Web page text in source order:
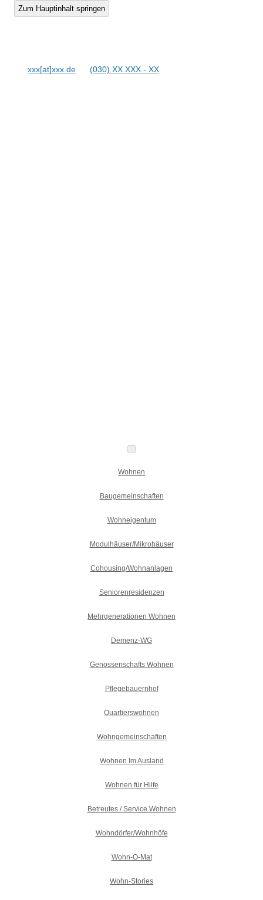
Zum Hauptinhalt springen
xxx[at]xxx.de (030) XX XXX - XX
Wohnen
Baugemeinschaften
Wohneigentum
Modulhäuser/Mikrohäuser
Cohousing/Wohnanlagen
Seniorenresidenzen
Mehrgenerationen Wohnen
Demenz-WG
Genossenschafts Wohnen
Pflegebauernhof
Quartierswohnen
Wohngemeinschaften
Wohnen Im Ausland
Wohnen für Hilfe
Betreutes / Service Wohnen
Wohndörfer/Wohnhöfe
Wohn-O-Mat
Wohn-Stories